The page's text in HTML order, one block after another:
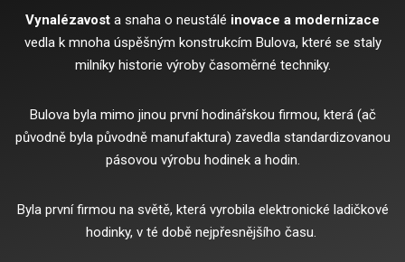
Vynalézavost a snaha o neustálé inovace a modernizace
vedla k mnoha úspěšným konstrukcím Bulova, které se staly
milníky historie výroby časoměrné techniky.
Bulova byla mimo jinou první hodinářskou firmou, která (ač
původně byla původně manufaktura) zavedla standardizovanou
pásovou výrobu hodinek a hodin.
Byla první firmou na světě, která vyrobila elektronické ladičkové
hodinky, v té době nejpřesnějšího času.